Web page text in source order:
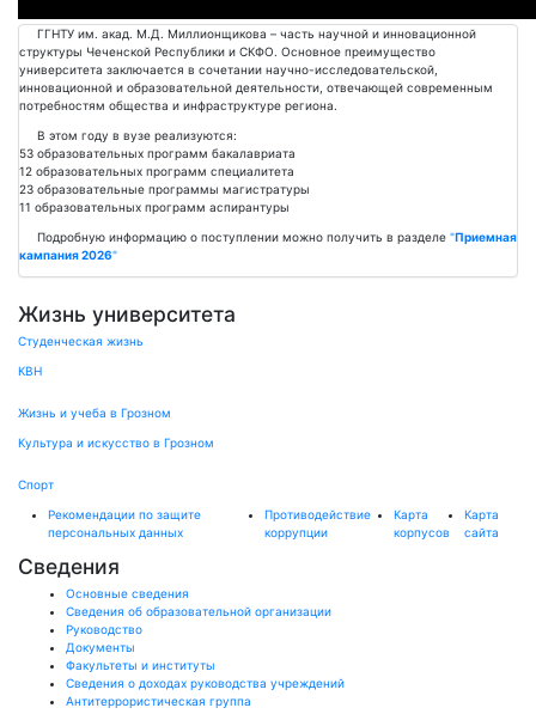
ГГНТУ им. акад. М.Д. Миллионщикова – часть научной и инновационной
структуры Чеченской Республики и СКФО. Основное преимущество
университета заключается в сочетании научно-исследовательской,
инновационной и образовательной деятельности, отвечающей современным
потребностям общества и инфраструктуре региона.
В этом году в вузе реализуются:
53 образовательных программ бакалавриата
12 образовательных программ специалитета
23 образовательные программы магистратуры
11 образовательных программ аспирантуры
Подробную информацию о поступлении можно получить в разделе "Приемная
кампания 2026"
Жизнь университета
Студенческая жизнь
КВН
Жизнь и учеба в Грозном
Культура и искусство в Грозном
Спорт
Рекомендации по защите
персональных данных
Противодействие
коррупции
Карта
корпусов
Карта
сайта
Сведения
Основные сведения
Сведения об образовательной организации
Руководство
Документы
Факультеты и институты
Сведения о доходах руководства учреждений
Антитеррористическая группа